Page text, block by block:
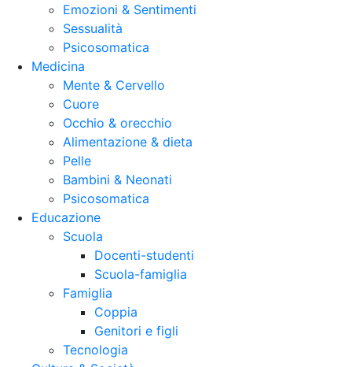
Emozioni & Sentimenti
Sessualità
Psicosomatica
Medicina
Mente & Cervello
Cuore
Occhio & orecchio
Alimentazione & dieta
Pelle
Bambini & Neonati
Psicosomatica
Educazione
Scuola
Docenti-studenti
Scuola-famiglia
Famiglia
Coppia
Genitori e figli
Tecnologia